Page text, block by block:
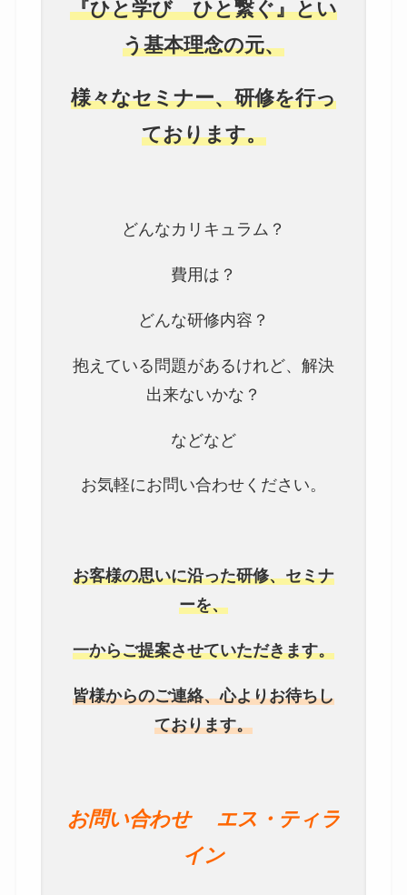
『ひと学び ひと繋ぐ』とい
う基本理念の元、
様々なセミナー、研修を行っ
ております。
どんなカリキュラム？
費用は？
どんな研修内容？
抱えている問題があるけれど、解決
出来ないかな？
などなど
お気軽にお問い合わせください。
お客様の思いに沿った研修、セミナ
ーを、
一からご提案させていただきます。
皆様からのご連絡、心よりお待ちし
ております。
お問い合わせ エス・ティラ
イン